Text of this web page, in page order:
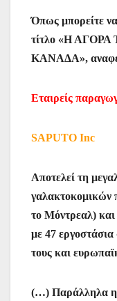
Όπως μπορείτε
τίτλο «Η
ΚΑΝΑΔΑ»,
Εταιρείς
SAPUTO Inc
Αποτελεί τη
γαλακτοκομικών
το Μόντρεαλ)
με 47
τους και
(…) Παράλληλα η